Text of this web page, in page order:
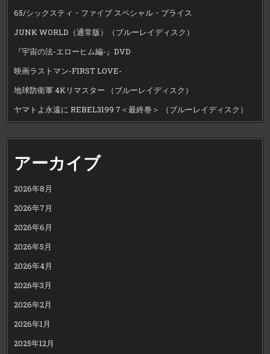
65/シックスティ・ファイブ スペシャル・プライス
JUNK WORLD（通常版）（ブルーレイディスク）
『宇宙の法-エローヒム編-』DVD
映画ラストマン-FIRST LOVE-
地球防衛軍 4Kリマスター （ブルーレイディスク）
ヤマトよ永遠に REBEL3199 7＜最終巻＞ （ブルーレイディスク）
アーカイブ
2026年8月
2026年7月
2026年6月
2026年5月
2026年4月
2026年3月
2026年2月
2026年1月
2025年12月